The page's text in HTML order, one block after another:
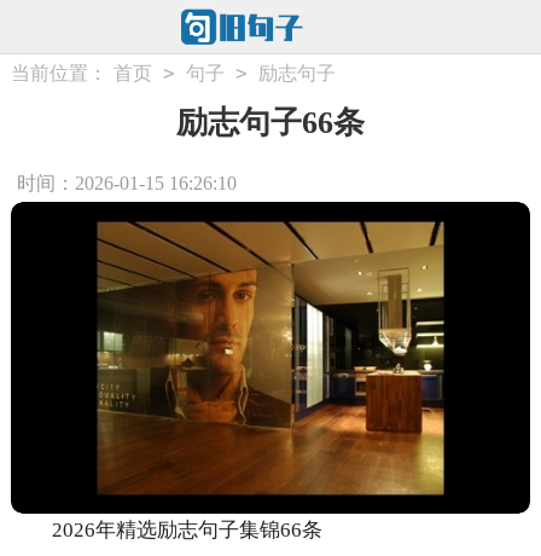
当前位置： 首页 > 句子 > 励志句子
励志句子66条
时间：2026-01-15 16:26:10
2026年精选励志句子集锦66条